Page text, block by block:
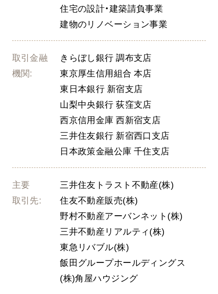
住宅の設計・建築請負事業
建物のリノベーション事業
取引金融
機関:
きらぼし銀行 調布支店
東京厚生信用組合 本店
東日本銀行 新宿支店
山梨中央銀行 荻窪支店
西京信用金庫 西新宿支店
三井住友銀行 新宿西口支店
日本政策金融公庫 千住支店
主要
取引先:
三井住友トラスト不動産(株)
住友不動産販売(株)
野村不動産アーバンネット(株)
三井不動産リアルティ(株)
東急リバブル(株)
飯田グループホールディングス
(株)角屋ハウジング